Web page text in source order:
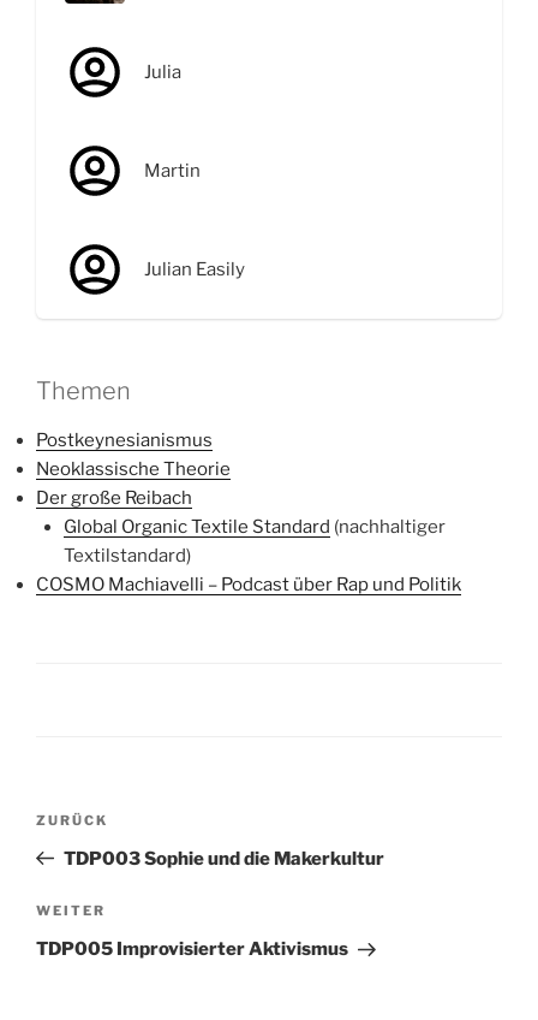
Julia
Martin
Julian Easily
Themen
Postkeynesianismus
Neoklassische Theorie
Der große Reibach
Global Organic Textile Standard (nachhaltiger
Textilstandard)
COSMO Machiavelli – Podcast über Rap und Politik
Beitragsnavigation
Vorheriger
Beitrag
ZURÜCK
TDP003 Sophie und die Makerkultur
Nächster
Beitrag
WEITER
TDP005 Improvisierter Aktivismus